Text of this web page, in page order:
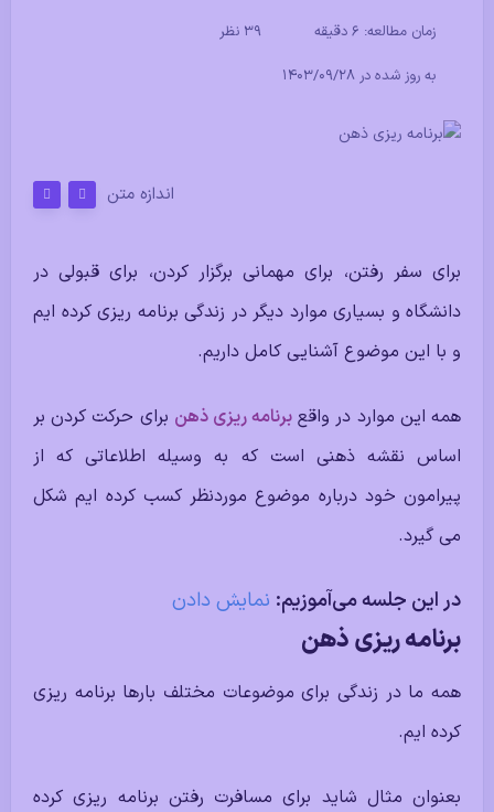
زمان مطالعه: 6 دقیقه
39 نظر
به روز شده در ۱۴۰۳/۰۹/۲۸
اندازه متن
برای سفر رفتن، برای مهمانی برگزار کردن،‌ برای قبولی در
دانشگاه و بسیاری موارد دیگر در زندگی برنامه ریزی کرده ایم
و با این موضوع آشنایی کامل داریم.
همه این موارد در واقع برنامه ریزی ذهن برای حرکت کردن بر
اساس نقشه ذهنی است که به وسیله اطلاعاتی که از
پیرامون خود درباره موضوع موردنظر کسب کرده ایم شکل
می گیرد.
در این جلسه می‌آموزیم: نمایش دادن
برنامه ریزی ذهن
همه ما در زندگی برای موضوعات مختلف بارها برنامه ریزی
کرده ایم.
بعنوان مثال شاید برای مسافرت رفتن برنامه ریزی کرده